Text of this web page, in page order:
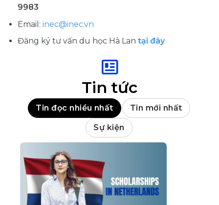
9983
Email: inec@inec.vn
Đăng ký tư vấn du học Hà Lan tại đây
Tin tức
Tin đọc nhiều nhất Tin mới nhất
Sự kiện